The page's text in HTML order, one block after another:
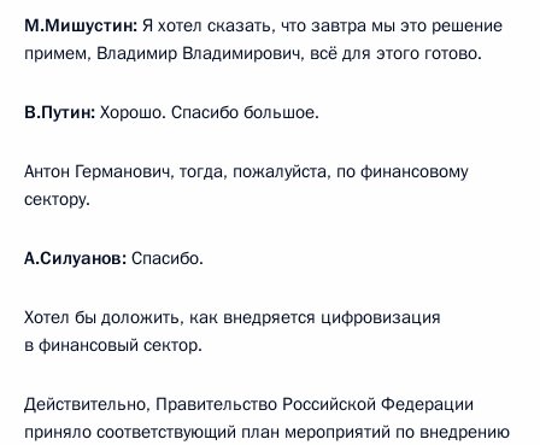
М.Мишустин: Я хотел сказать, что завтра мы это решение
примем, Владимир Владимирович, всё для этого готово.
В.Путин: Хорошо. Спасибо большое.
Антон Германович, тогда, пожалуйста, по финансовому
сектору.
А.Силуанов: Спасибо.
Хотел бы доложить, как внедряется цифровизация
в финансовый сектор.
Действительно, Правительство Российской Федерации
приняло соответствующий план мероприятий по внедрению